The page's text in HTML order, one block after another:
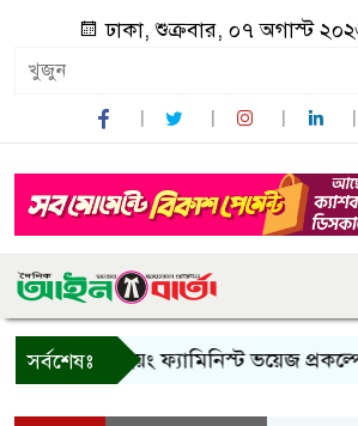
ঢাকা, শুক্রবার, ০৭ অগাস্ট
সর্বশেষঃইয়ং ফ্যামিনিস্ট ভয়েজ প্রকল্পের